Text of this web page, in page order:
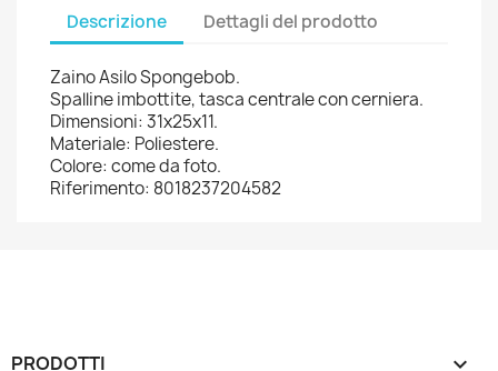
Descrizione Dettagli del prodotto
Zaino Asilo Spongebob.
Spalline imbottite, tasca centrale con cerniera.
Dimensioni: 31x25x11.
Materiale: Poliestere.
Colore: come da foto.
Riferimento: 8018237204582
PRODOTTI 